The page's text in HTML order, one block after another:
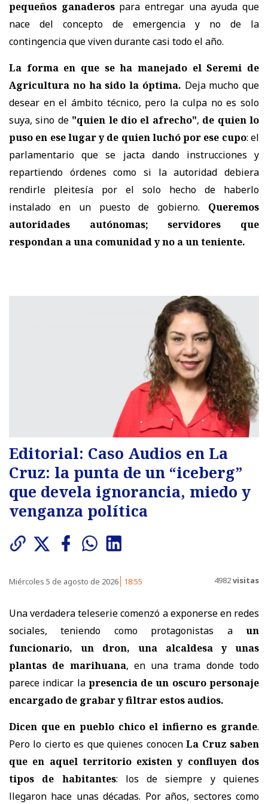
pequeños ganaderospara entregar una ayuda que
nace del concepto de emergencia y no de la
contingencia que viven durante casi todo el año.
La forma en que se ha manejado el Seremi de
Agricultura no ha sido la óptima. Deja mucho que
desear en el ámbito técnico, pero la culpa no es solo
suya, sino de "quien le dio el afrecho", de quien lo
puso en ese lugar y de quien luchó por ese cupo: el
parlamentario que se jacta dando instrucciones y
repartiendo órdenes como si la autoridad debiera
rendirle pleitesía por el solo hecho de haberlo
instalado en un puesto de gobierno. Queremos
autoridades autónomas; servidores que
respondan a una comunidad y no a un teniente.
Editorial: Caso Audios en La
Cruz: la punta de un “iceberg”
que devela ignorancia, miedo y
venganza política
Miércoles 5 de agosto de 2026 18:55 4982visitas
Una verdadera teleserie comenzó a exponerse en redes
sociales, teniendo como protagonistas a un
funcionario, un dron, una alcaldesa y unas
plantas de marihuana, en una trama donde todo
parece indicar la presencia de un oscuro personaje
encargado de grabar y filtrar estos audios.
Dicen que en pueblo chico el infierno es grande.
Pero lo cierto es que quienes conocenLa Cruz saben
que en aquel territorio existen y confluyen dos
tipos de habitantes: los de siempre y quienes
llegaron hace unas décadas. Por años, sectores como